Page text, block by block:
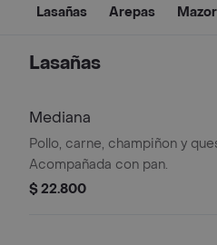
Lasañas Arepas
Lasañas
Mediana
Pollo, carne, champiñon y
Acompañada con pan.
$ 22.800